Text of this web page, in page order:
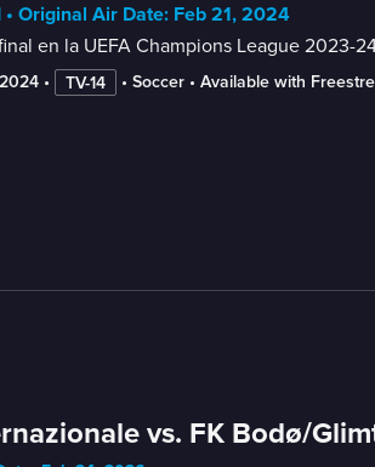
• Original Air Date: Feb 21, 2024
en la UEFA Champions League 2023-
2024 • TV-14 • Soccer • Available with
vs. FK Bodø/